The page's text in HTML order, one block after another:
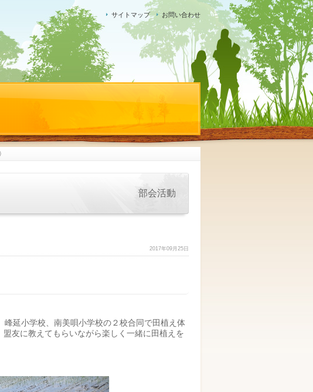
サイトマップ お問い合わせ
部会活動
2017年09月25日
延小学校、南美唄小学校の２校合同で田植え体
友に教えてもらいながら楽しく一緒に田植えを